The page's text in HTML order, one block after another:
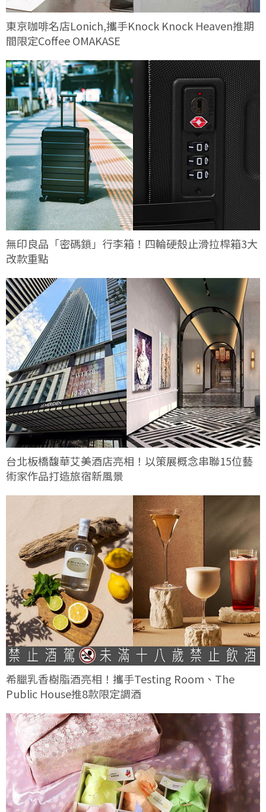
東京咖啡名店Lonich,攜手Knock Knock Heaven推期
間限定Coffee OMAKASE
無印良品「密碼鎖」行李箱！四輪硬殼止滑拉桿箱3大
改款重點
台北板橋馥華艾美酒店亮相！以策展概念串聯15位藝
術家作品打造旅宿新風景
希臘乳香樹脂酒亮相！攜手Testing Room、The
Public House推8款限定調酒